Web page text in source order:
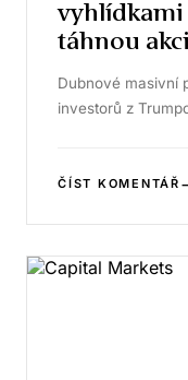
vyhlídkami
táhnou
Dubnové masivní
investorů z
ČÍST KOMENTÁŘ